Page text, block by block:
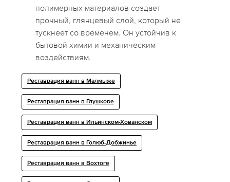
полимерных материалов создает
прочный, глянцевый слой, который не
тускнеет со временем. Он устойчив к
бытовой химии и механическим
воздействиям.
Реставрация ванн в Малмыже
Реставрация ванн в Глушкове
Реставрация ванн в Ильинском-Хованском
Реставрация ванн в Голюб-Добжинье
Реставрация ванн в Вохтоге